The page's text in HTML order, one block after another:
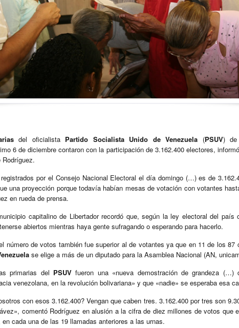
del oficialista Partido Socialista Unido de Venezuela (PSUV)
6 de diciembre contaron con la participación de 3.162.400 electores,
por el Consejo Nacional Electoral el día domingo (…) es de
una proyección porque todavía habían mesas de votación con votantes
en rueda de prensa.
capitalino de Libertador recordó que, según la ley electoral del país
abiertos mientras haya gente sufragando o esperando para hacerlo.
número de votos también fue superior al de votantes ya que en 11 de los
se elige a más de un diputado para la Asamblea Nacional (AN,
primarias del PSUV fueron una «nueva demostración de grandeza (…)
venezolana, en la revolución bolivariana» y que «nadie» se esperaba esa
con esos 3.162.400? Vengan que caben tres. 3.162.400 por tres son
comentó Rodríguez en alusión a la cifra de diez millones de votos que
cada una de las 19 llamadas anteriores a las urnas.